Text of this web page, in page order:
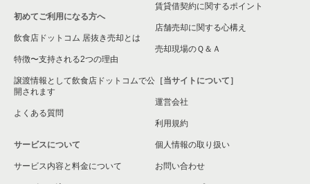
初めてご利用になる方へ
飲食店ドットコム 居抜き売却とは
特徴〜支持される2つの理由
譲渡情報として飲食店ドットコムで公
開されます
よくある質問
サービスについて
サービス内容と料金について
賃貸借契約に関するポイント
店舗売却に関する心構え
売却現場のＱ＆Ａ
［当サイトについて］
運営会社
利用規約
個人情報の取り扱い
お問い合わせ